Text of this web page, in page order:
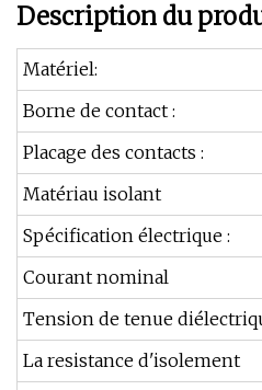
Description du
Matériel:
Borne de contact :
Placage des contacts :
Matériau isolant
Spécification électrique :
Courant nominal
Tension de tenue
La resistance d'isolement